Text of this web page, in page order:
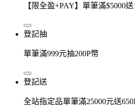
【限全盈+PAY】單筆滿$5000送
登記抽
單筆滿999元抽200P幣
登記送
全站指定品單筆滿25000元送